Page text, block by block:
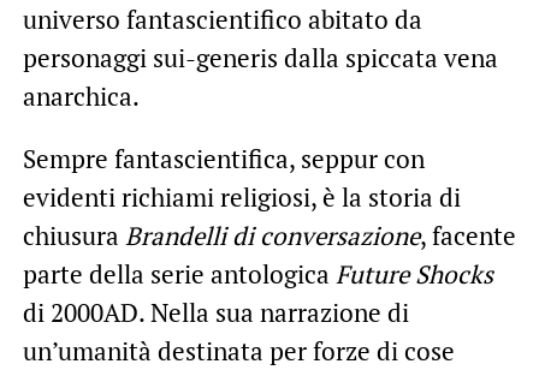
universo fantascientifico abitato da
personaggi sui-generis dalla spiccata vena
anarchica.
Sempre fantascientifica, seppur con
evidenti richiami religiosi, è la storia di
chiusura Brandelli di conversazione, facente
parte della serie antologica Future Shocks
di 2000AD. Nella sua narrazione di
un’umanità destinata per forze di cose